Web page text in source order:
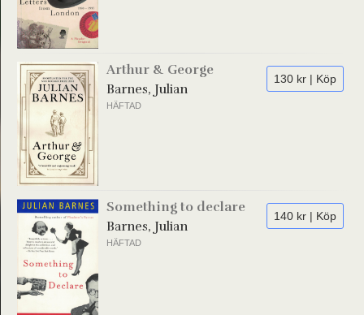
130 kr | Köp
Arthur & George
Barnes, Julian
HÄFTAD
140 kr | Köp
Something to declare
Barnes, Julian
HÄFTAD